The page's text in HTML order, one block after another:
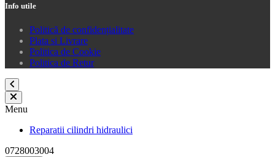
Info utile
Politică de confidențialitate
Plata si Livrare
Politica de Cookie
Politica de Retur
Menu
Reparatii cilindri hidraulici
0728003004